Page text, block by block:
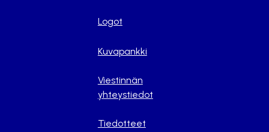
Logot
Kuvapankki
Viestinnän
yhteystiedot
Tiedotteet